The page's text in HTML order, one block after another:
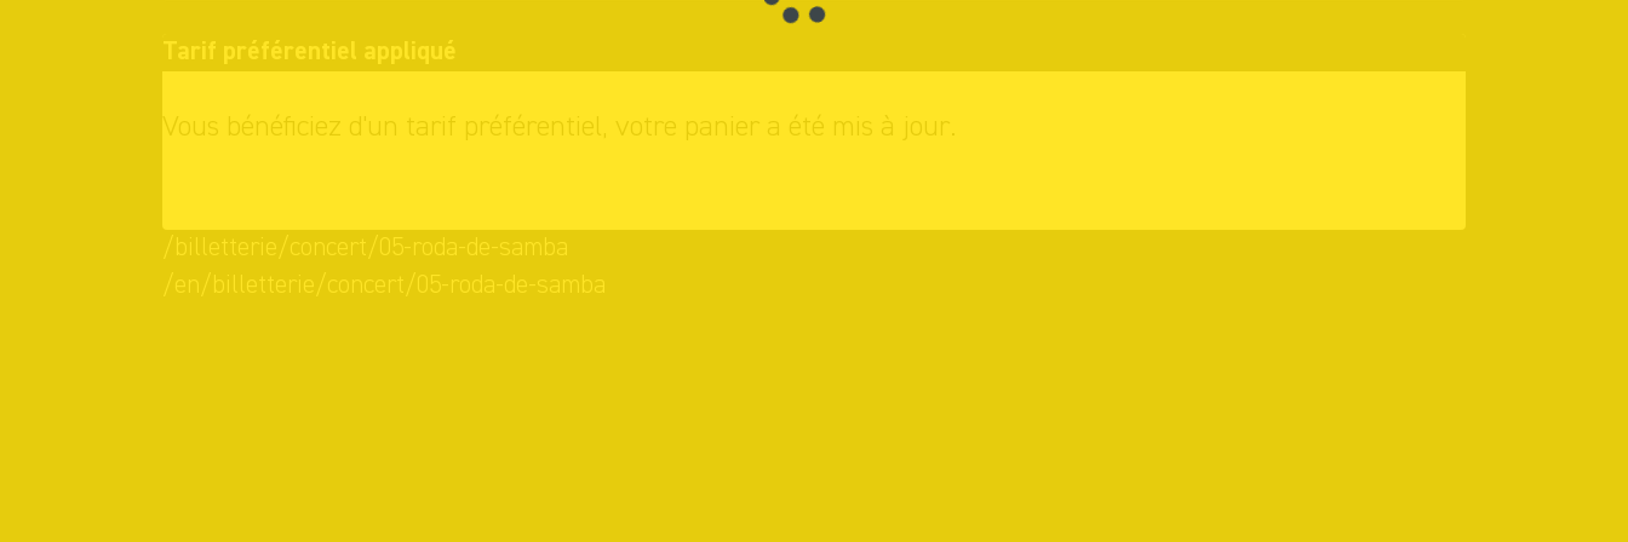
Tarif préférentiel appliqué
Vous bénéficiez d'un tarif préférentiel, votre panier a été mis à jour.
/billetterie/concert/05-roda-de-samba
/en/billetterie/concert/05-roda-de-samba